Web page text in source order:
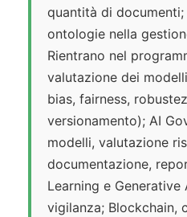
quantità di documenti;
ontologie nella
Rientrano nel
valutazione dei
bias, fairness,
versionamento); AI
modelli, valutazione
documentazione,
Learning e
vigilanza; Blockchain,